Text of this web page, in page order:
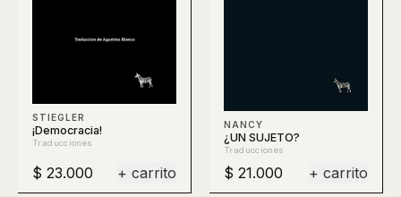
STIEGLER
¡Democracia!
Traducciones
$ 23.000 + carrito
NANCY
¿UN SUJETO?
Traducciones
$ 21.000 + carrito